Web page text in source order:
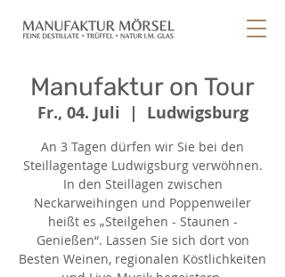
Manufaktur on Tour
Fr., 04. Juli
  |
Ludwigsburg
An 3 Tagen dürfen wir Sie bei den
Steillagentage Ludwigsburg verwöhnen.
In den Steillagen zwischen
Neckarweihingen und Poppenweiler
heißt es „Steilgehen - Staunen -
Genießen“. Lassen Sie sich dort von
Besten Weinen, regionalen Köstlichkeiten